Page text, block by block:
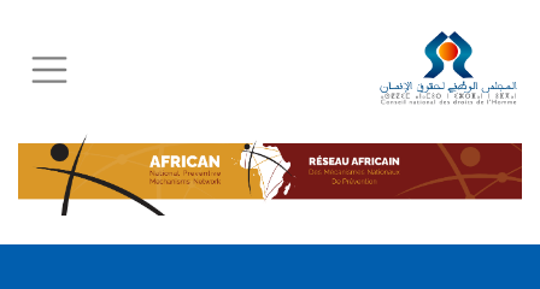
Skip
to
main
content